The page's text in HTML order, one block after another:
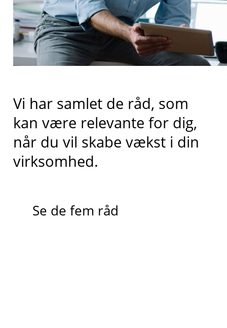
Vi har samlet de råd, som
kan være relevante for dig,
når du vil skabe vækst i din
virksomhed.
Se de fem råd